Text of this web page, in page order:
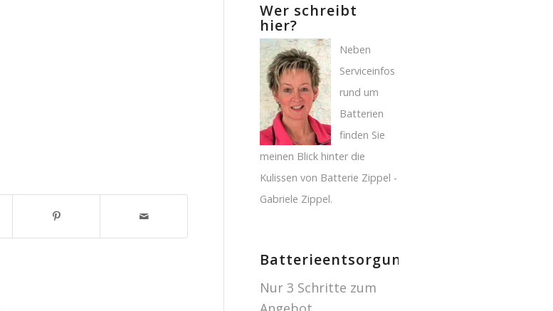
Wer schreibt
hier?
Neben
Serviceinfos
rund um
Batterien
finden Sie
meinen Blick hinter die
Kulissen von Batterie Zippel -
Gabriele Zippel.
Batterieentsorgung
Nur 3 Schritte zum